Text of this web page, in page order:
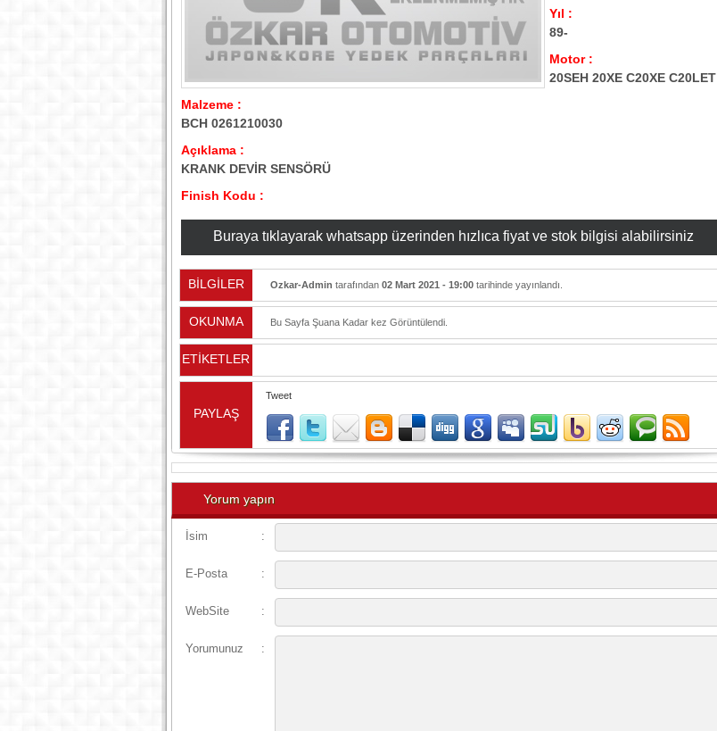
Yıl :
89-
Motor :
20SEH 20XE C20XE C20LET
Malzeme :
BCH 0261210030
Açıklama :
KRANK DEVİR SENSÖRÜ
Finish Kodu :
Buraya tıklayarak whatsapp üzerinden hızlıca fiyat ve stok bilgisi alabilirsiniz
BİLGİLER Ozkar-Admin tarafından 02 Mart 2021 - 19:00tarihinde yayınlandı.
OKUNMA Bu Sayfa Şuana Kadar kez Görüntülendi.
ETİKETLER
PAYLAŞ
Tweet
Yorum yapın
İsim :
E-Posta :
WebSite :
Yorumunuz :